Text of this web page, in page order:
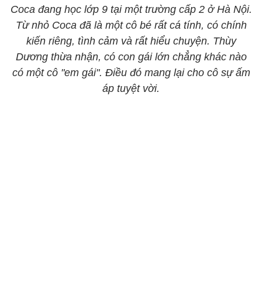
Coca đang học lớp 9 tại một trường cấp 2 ở Hà Nội.
Từ nhỏ Coca đã là một cô bé rất cá tính, có chính
kiến riêng, tình cảm và rất hiểu chuyện. Thùy
Dương thừa nhận, có con gái lớn chẳng khác nào
có một cô "em gái". Điều đó mang lại cho cô sự ấm
áp tuyệt vời.